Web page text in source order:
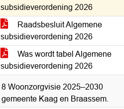
subsidieverordening 2026
Raadsbesluit Algemene
subsidieverordening 2026
Was wordt tabel Algemene
subsidieverordening 2026
8 Woonzorgvisie 2025–2030
gemeente Kaag en Braassem.